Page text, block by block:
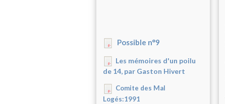
Possible n°9
Les mémoires d'un poilu
de 14, par Gaston Hivert
Comite des Mal
Logés:1991